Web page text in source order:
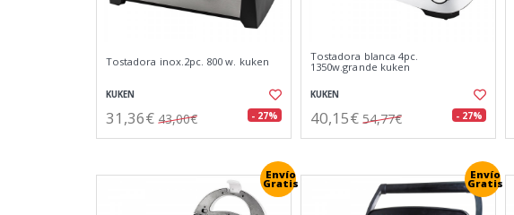
Tostadora inox.2pc. 800 w. kuken
KUKEN
31,36€ 43,00€ - 27%
Tostadora blanca 4pc.
1350w.grande kuken
KUKEN
40,15€ 54,77€ - 27%
Envío
Gratis
Envío
Gratis